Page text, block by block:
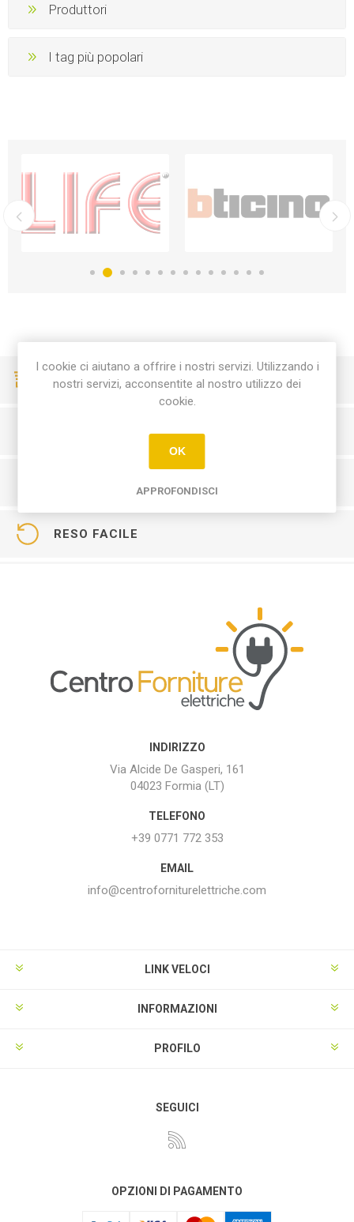
Produttori
I tag più popolari
CONSEGNE VELOCI
PAGAMENTI SICURI
RESO FACILE
INDIRIZZO
Via Alcide De Gasperi, 161
04023 Formia (LT)
TELEFONO
+39 0771 772 353
EMAIL
info@centroforniturelettriche.com
LINK VELOCI
INFORMAZIONI
PROFILO
SEGUICI
OPZIONI DI PAGAMENTO
I cookie ci aiutano a offrire i nostri servizi. Utilizzando i
nostri servizi, acconsentite al nostro utilizzo dei
cookie.
OK
APPROFONDISCI